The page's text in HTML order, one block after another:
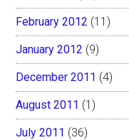
February 2012 (11)
January 2012 (9)
December 2011 (4)
August 2011 (1)
July 2011 (36)